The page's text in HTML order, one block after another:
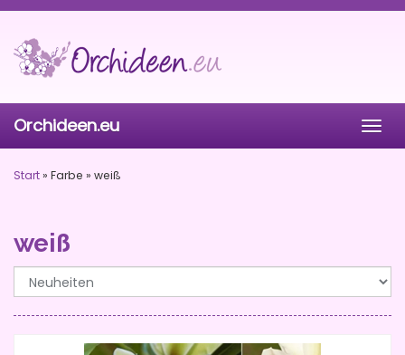
Skip
main
content
Orchideen.eu
Start» Farbe » weiß
weiß